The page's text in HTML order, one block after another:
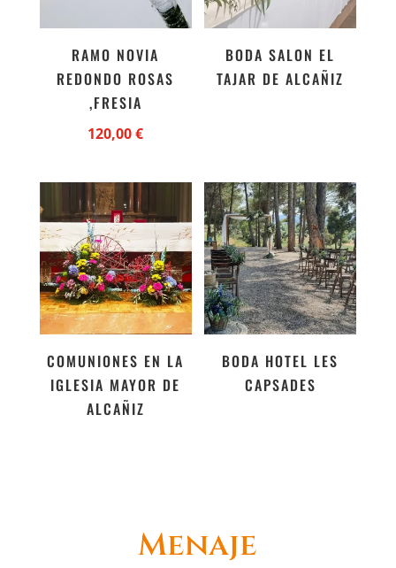
RAMO NOVIA
REDONDO ROSAS
,FRESIA
120,00€
BODA SALON EL
TAJAR DE ALCAÑIZ
COMUNIONES EN LA
IGLESIA MAYOR DE
ALCAÑIZ
BODA HOTEL LES
CAPSADES
Menaje